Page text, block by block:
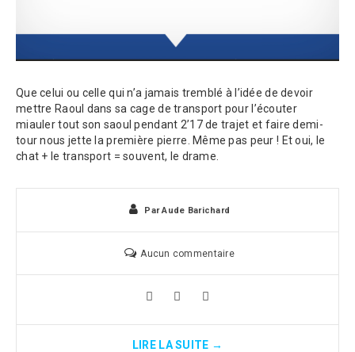
Que celui ou celle qui n’a jamais tremblé à l’idée de devoir
mettre Raoul dans sa cage de transport pour l’écouter
miauler tout son saoul pendant 2’17 de trajet et faire demi-
tour nous jette la première pierre. Même pas peur ! Et oui, le
chat + le transport = souvent, le drame.
ParAude Barichard
Aucun commentaire
LIRE LA SUITE →